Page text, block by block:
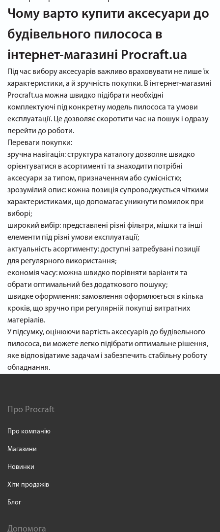
Чому варто купити аксесуари до
будівельного пилососа в
інтернет-магазині Procraft.ua
Під час вибору аксесуарів важливо враховувати не лише їх
характеристики, а й зручність покупки. В інтернет-магазині
Procraft.ua можна швидко підібрати необхідні
комплектуючі під конкретну модель пилососа та умови
експлуатації. Це дозволяє скоротити час на пошук і одразу
перейти до роботи.
Переваги покупки:
зручна навігація: структура каталогу дозволяє швидко
орієнтуватися в асортименті та знаходити потрібні
аксесуари за типом, призначенням або сумісністю;
зрозумілий опис: кожна позиція супроводжується чіткими
характеристиками, що допомагає уникнути помилок при
виборі;
широкий вибір: представлені різні фільтри, мішки та інші
елементи під різні умови експлуатації;
актуальність асортименту: доступні затребувані позиції
для регулярного використання;
економія часу: можна швидко порівняти варіанти та
обрати оптимальний без додаткового пошуку;
швидке оформлення: замовлення оформлюється в кілька
кроків, що зручно при регулярній покупці витратних
матеріалів.
У підсумку, оцінюючи вартість аксесуарів до будівельного
пилососа, ви можете легко підібрати оптимальне рішення,
яке відповідатиме задачам і забезпечить стабільну роботу
обладнання.
Про Procraft
Про компанію
Магазини
Новинки
Хіти продажів
Блог
Допомога